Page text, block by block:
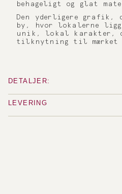
behageligt og glat
Den yderligere grafik,
by, hvor lokalerne
unik, lokal karakter,
tilknytning til mærket
DETALJER:
LEVERING